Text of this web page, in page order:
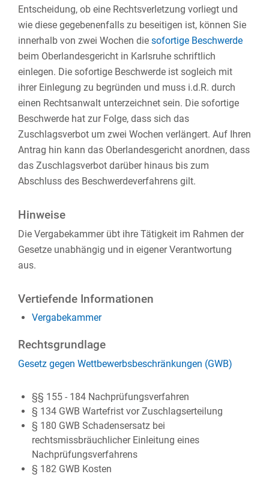
Entscheidung, ob eine Rechtsverletzung vorliegt und
wie diese gegebenenfalls zu beseitigen ist, können Sie
innerhalb von zwei Wochen die sofortige Beschwerde
beim Oberlandesgericht in Karlsruhe schriftlich
einlegen. Die sofortige Beschwerde ist sogleich mit
ihrer Einlegung zu begründen und muss i.d.R. durch
einen Rechtsanwalt unterzeichnet sein. Die sofortige
Beschwerde hat zur Folge, dass sich das
Zuschlagsverbot um zwei Wochen verlängert. Auf Ihren
Antrag hin kann das Oberlandesgericht anordnen, dass
das Zuschlagsverbot darüber hinaus bis zum
Abschluss des Beschwerdeverfahrens gilt.
Hinweise
Die Vergabekammer übt ihre Tätigkeit im Rahmen der
Gesetze unabhängig und in eigener Verantwortung
aus.
Vertiefende Informationen
Vergabekammer
Rechtsgrundlage
Gesetz gegen Wettbewerbsbeschränkungen (GWB)
§§ 155 - 184 Nachprüfungsverfahren
§ 134 GWB Wartefrist vor Zuschlagserteilung
§ 180 GWB Schadensersatz bei
rechtsmissbräuchlicher Einleitung eines
Nachprüfungsverfahrens
§ 182 GWB Kosten